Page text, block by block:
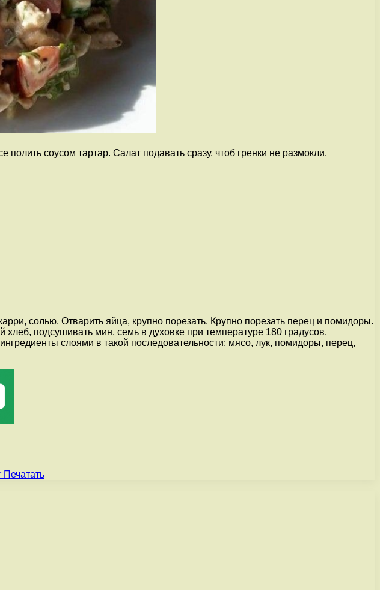
соусом тартар. Салат подавать сразу, чтоб гренки не размокли.
солью. Отварить яйца, крупно порезать. Крупно порезать перец и помидоры.
подсушивать мин. семь в духовке при температуре 180 градусов.
слоями в такой последовательности: мясо, лук, помидоры, перец,
Печатать